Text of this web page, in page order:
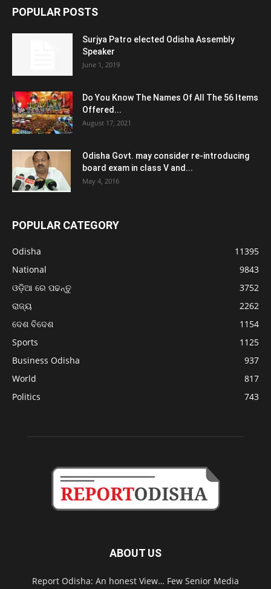
POPULAR POSTS
Surjya Patro elected Odisha Assembly
Speaker
June 1, 2019
Do You Know The Names Of All The 56 Items
Offered...
August 17, 2021
Odisha Govt. may consider re-introducing
board exam in class V and...
May 4, 2016
POPULAR CATEGORY
Odisha
11395
National
9843
ଓଡ଼ିଆ ରେ ପଢନ୍ତୁ
3752
ରାଜ୍ୟ
2262
ଦେଶ ବିଦେଶ
1154
Sports
1125
Business Odisha
937
World
817
Politics
743
ABOUT US
Report Odisha: An honest View… Few Senior Media